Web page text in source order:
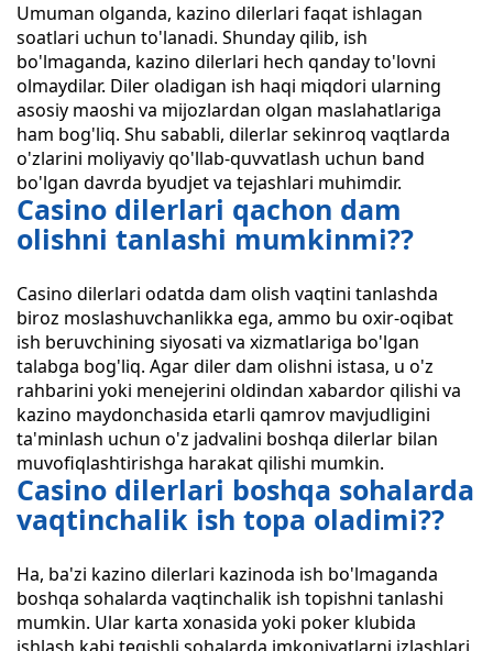
Umuman olganda, kazino dilerlari faqat ishlagan
soatlari uchun to'lanadi. Shunday qilib, ish
bo'lmaganda, kazino dilerlari hech qanday to'lovni
olmaydilar. Diler oladigan ish haqi miqdori ularning
asosiy maoshi va mijozlardan olgan maslahatlariga
ham bog'liq. Shu sababli, dilerlar sekinroq vaqtlarda
o'zlarini moliyaviy qo'llab-quvvatlash uchun band
bo'lgan davrda byudjet va tejashlari muhimdir.
Casino dilerlari qachon dam
olishni tanlashi mumkinmi??
Casino dilerlari odatda dam olish vaqtini tanlashda
biroz moslashuvchanlikka ega, ammo bu oxir-oqibat
ish beruvchining siyosati va xizmatlariga bo'lgan
talabga bog'liq. Agar diler dam olishni istasa, u o'z
rahbarini yoki menejerini oldindan xabardor qilishi va
kazino maydonchasida etarli qamrov mavjudligini
ta'minlash uchun o'z jadvalini boshqa dilerlar bilan
muvofiqlashtirishga harakat qilishi mumkin.
Casino dilerlari boshqa sohalarda
vaqtinchalik ish topa oladimi??
Ha, ba'zi kazino dilerlari kazinoda ish bo'lmaganda
boshqa sohalarda vaqtinchalik ish topishni tanlashi
mumkin. Ular karta xonasida yoki poker klubida